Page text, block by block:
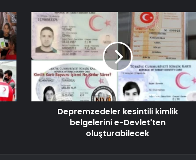
Depremzedeler kesintili kimlik
belgelerini e-Devlet'ten
oluşturabilecek